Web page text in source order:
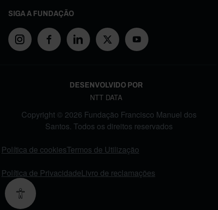
SIGA A FUNDAÇÃO
DESENVOLVIDO POR
NTT DATA
Copyright © 2026 Fundação Francisco Manuel dos
Santos. Todos os direitos reservados
Política de cookiesTermos de Utilização
Política de PrivacidadeLivro de reclamações